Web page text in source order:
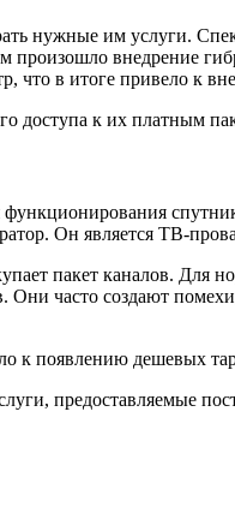
нужные им услуги.
внедрение
в итоге привело к
к их платным
Он является ТВ-
пакет каналов. Для
часто создают
к появлению дешевых
предоставляемые